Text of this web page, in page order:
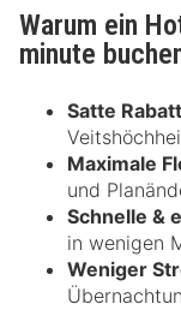
Warum ein
minute
Satte
Maximale
und
Schnelle &
in wenigen
Weniger